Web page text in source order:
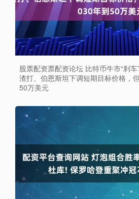
股票配资票配资论坛 比特币牛市“刹车
渣打、伯恩斯坦下调短期目标价格，
50万美元